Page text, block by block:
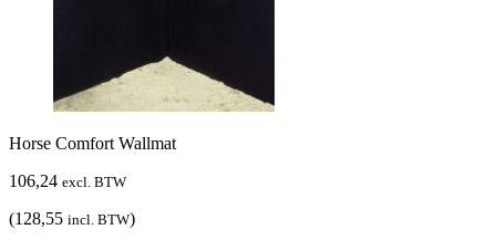
Horse Comfort Wallmat
106,24 excl. BTW
(128,55 incl. BTW)